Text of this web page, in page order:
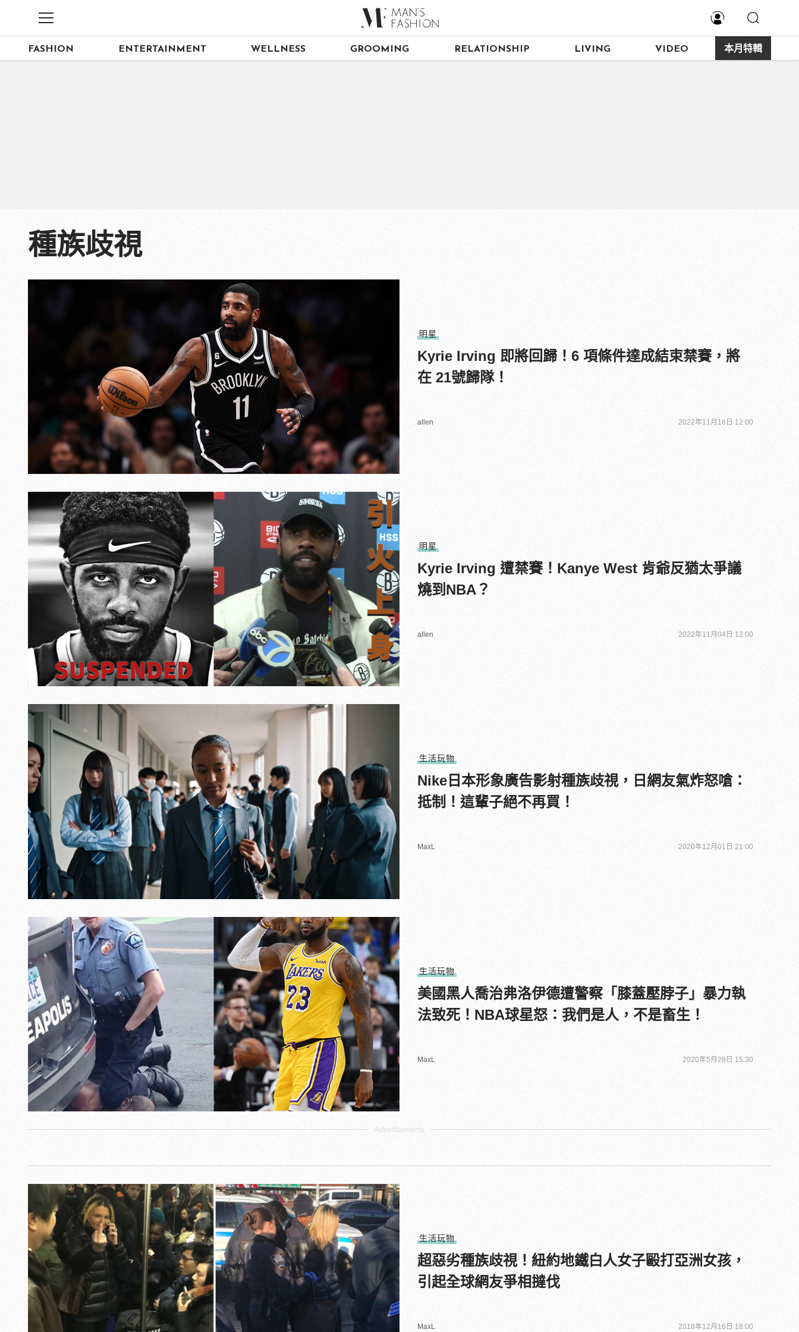
FASHION ENTERTAINMENT WELLNESS GROOMING RELATIONSHIP LIVING VIDEO 本月特輯
種族歧視
明星
Kyrie Irving 即將回歸！6 項條件達成結束禁賽，將
在 21號歸隊！
allen 2022年11月18日 12:00
明星
Kyrie Irving 遭禁賽！Kanye West 肯爺反猶太爭議
燒到NBA？
allen 2022年11月04日 12:00
生活玩物
Nike日本形象廣告影射種族歧視，日網友氣炸怒嗆：
抵制！這輩子絕不再買！
MaxL 2020年12月01日 21:00
生活玩物
美國黑人喬治弗洛伊德遭警察「膝蓋壓脖子」暴力執
法致死！NBA球星怒：我們是人，不是畜生！
MaxL 2020年5月28日 15:30
生活玩物
超惡劣種族歧視！紐約地鐵白人女子毆打亞洲女孩，
引起全球網友爭相撻伐
MaxL 2018年12月16日 18:00